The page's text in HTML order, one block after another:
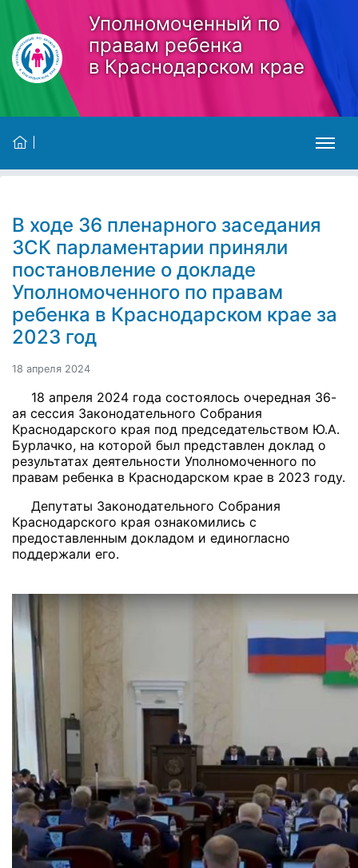
Skip to main content
Уполномоченный по
правам ребенка
в Краснодарском крае
В ходе 36 пленарного заседания
ЗСК парламентарии приняли
постановление о докладе
Уполномоченного по правам
ребенка в Краснодарском крае за
2023 год
18 апреля 2024
18 апреля 2024 года состоялось очередная 36-
ая сессия Законодательного Собрания
Краснодарского края под председательством Ю.А.
Бурлачко, на которой был представлен доклад о
результатах деятельности Уполномоченного по
правам ребенка в Краснодарском крае в 2023 году.
Депутаты Законодательного Собрания
Краснодарского края ознакомились с
предоставленным докладом и единогласно
поддержали его.